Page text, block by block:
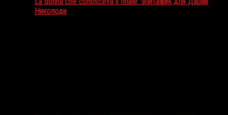
Николоди